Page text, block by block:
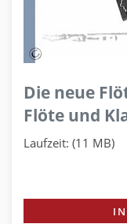
Die neue
Flöte und
Laufzeit: (11 MB)